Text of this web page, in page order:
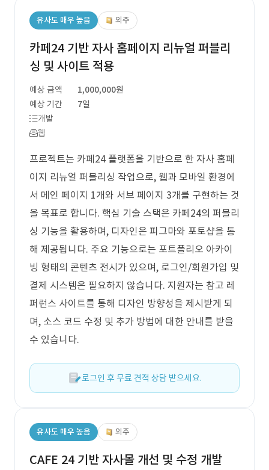
유사도 매우 높음 외주
카페24 기반 자사 홈페이지 리뉴얼 퍼블리
싱 및 사이트 적용
예상 금액
1,000,000원
예상 기간
7일
개발
웹
프로젝트는 카페24 플랫폼을 기반으로 한 자사 홈페
이지 리뉴얼 퍼블리싱 작업으로, 웹과 모바일 환경에
서 메인 페이지 1개와 서브 페이지 3개를 구현하는 것
을 목표로 합니다. 핵심 기술 스택은 카페24의 퍼블리
싱 기능을 활용하며, 디자인은 피그마와 포토샵을 통
해 제공됩니다. 주요 기능으로는 포트폴리오 아카이
빙 형태의 콘텐츠 전시가 있으며, 로그인/회원가입 및
결제 시스템은 필요하지 않습니다. 지원자는 참고 레
퍼런스 사이트를 통해 디자인 방향성을 제시받게 되
며, 소스 코드 수정 및 추가 방법에 대한 안내를 받을
수 있습니다.
로그인 후 무료 견적 상담 받으세요.
유사도 매우 높음 외주
CAFE 24 기반 자사몰 개선 및 수정 개발